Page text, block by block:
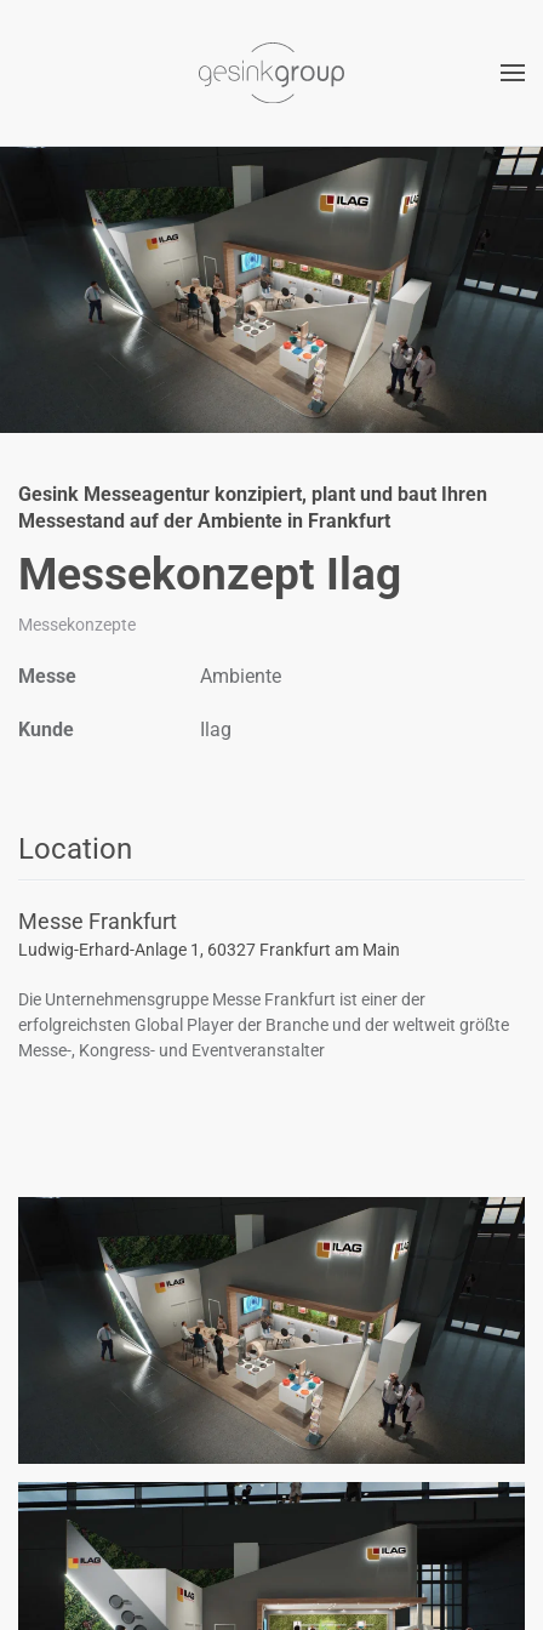
Zum Hauptinhalt springen
Gesink Messeagentur konzipiert, plant und baut Ihren
Messestand auf der Ambiente in Frankfurt
Messekonzept Ilag
Messekonzepte
Messe Ambiente
Kunde Ilag
Location
Messe Frankfurt
Ludwig-Erhard-Anlage 1, 60327 Frankfurt am Main
Die Unternehmensgruppe Messe Frankfurt ist einer der
erfolgreichsten Global Player der Branche und der weltweit größte
Messe-, Kongress- und Eventveranstalter
Zoom
Zoom